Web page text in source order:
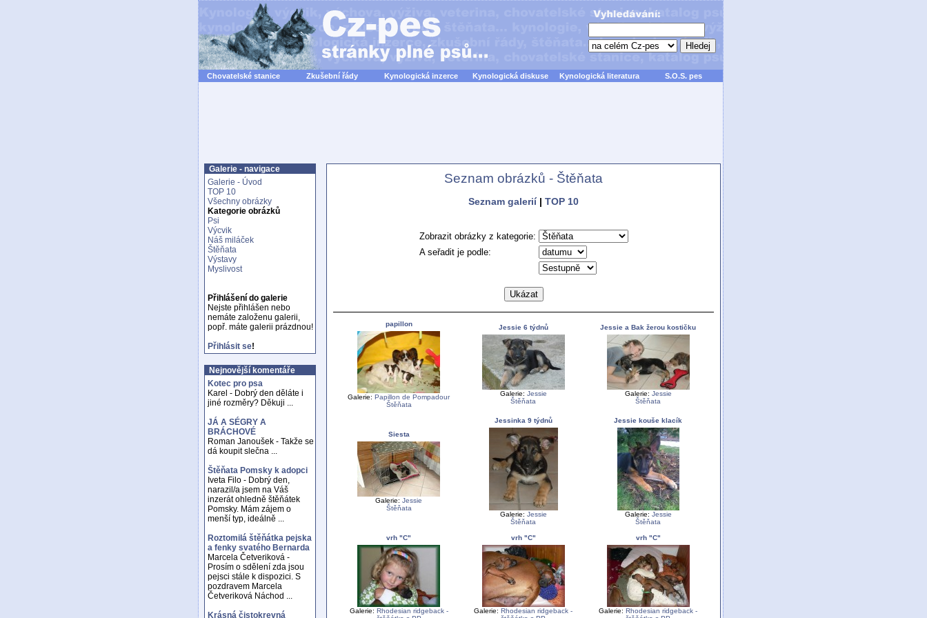
Chovatelské stanice Zkušební řády Kynologická inzerce Kynologická diskuse Kynologická literatura S.O.S. pes
Galerie - navigace
Galerie - Úvod
TOP 10
Všechny obrázky
Kategorie obrázků
Psi
Výcvik
Náš miláček
Štěňata
Výstavy
Myslivost
Přihlášení do galerie
Nejste přihlášen nebo
nemáte založenu galerii,
popř. máte galerii prázdnou!
Přihlásit se!
Nejnovější komentáře
Kotec pro psa
Karel - Dobrý den děláte i
jiné rozměry? Děkuji ...
JÁ A SÉGRY A
BRÁCHOVÉ
Roman Janoušek - Takže se
dá koupit slečna ...
Štěňata Pomsky k adopci
Iveta Filo - Dobrý den,
narazil/a jsem na Váš
inzerát ohledně štěňátek
Pomsky. Mám zájem o
menší typ, ideálně ...
Roztomilá štěňátka pejska
a fenky svatého Bernarda
Marcela Četveriková -
Prosím o sdělení zda jsou
pejsci stále k dispozici. S
pozdravem Marcela
Četveriková Náchod ...
Krásná čistokrevná
Seznam obrázků - Štěňata
Seznam galerií| TOP 10
Zobrazit obrázky z kategorie:
A seřadit je podle:
papillon
Galerie: Papillon de Pompadour
Štěňata
Jessie 6 týdnů
Galerie: Jessie
Štěňata
Jessie a Bak žerou kostičku
Galerie: Jessie
Štěňata
Siesta
Galerie: Jessie
Štěňata
Jessinka 9 týdnů
Galerie: Jessie
Štěňata
Jessie kouše klacík
Galerie: Jessie
Štěňata
vrh "C"
Galerie: Rhodesian ridgeback -
vrh "C"
Galerie: Rhodesian ridgeback -
vrh "C"
Galerie: Rhodesian ridgeback -